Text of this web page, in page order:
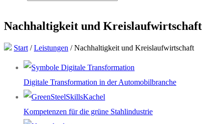
Nachhaltigkeit und Kreislaufwirtschaft
Start /Leistungen /Nachhaltigkeit und Kreislaufwirtschaft
Digitale Transformation in der Automobilbranche
Kompetenzen für die grüne Stahlindustrie